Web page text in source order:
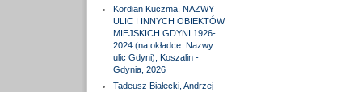
Kordian Kuczma, NAZWY
ULIC I INNYCH OBIEKTÓW
MIEJSKICH GDYNI 1926-
2024 (na okładce: Nazwy
ulic Gdyni), Koszalin -
Gdynia, 2026
Tadeusz Białecki, Andrzej